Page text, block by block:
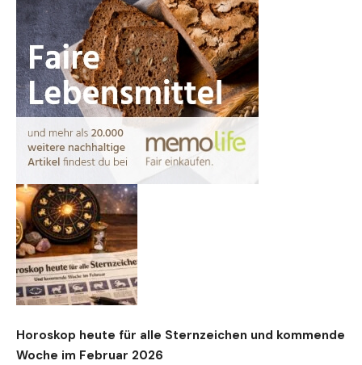
Horoskop heute für alle Sternzeichen und kommende
Woche im Februar 2026